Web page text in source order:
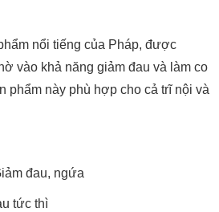
nổi tiếng của Pháp, được
vào khả năng giảm đau và làm co
phẩm này phù hợp cho cả trĩ nội và
đau, ngứa
tức thì